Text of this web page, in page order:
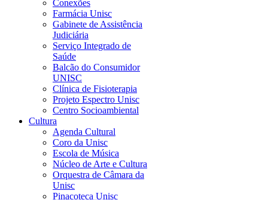
Conexões
Farmácia Unisc
Gabinete de Assistência
Judiciária
Serviço Integrado de
Saúde
Balcão do Consumidor
UNISC
Clínica de Fisioterapia
Projeto Espectro Unisc
Centro Socioambiental
Cultura
Agenda Cultural
Coro da Unisc
Escola de Música
Núcleo de Arte e Cultura
Orquestra de Câmara da
Unisc
Pinacoteca Unisc